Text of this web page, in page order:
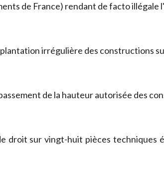
de France) rendant de facto illégale
irrégulière des constructions
de la hauteur autorisée des
droit sur vingt-huit pièces techniques